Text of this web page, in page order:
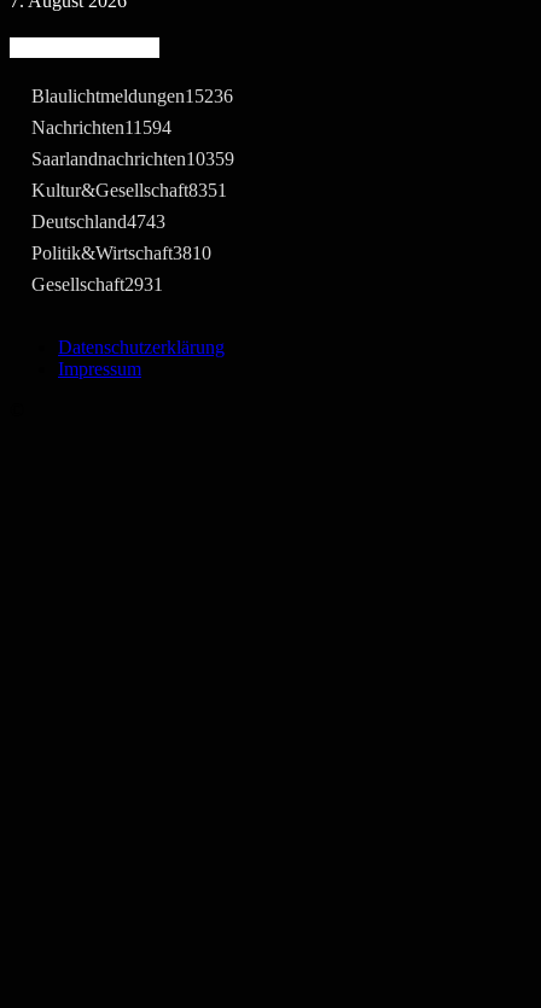
Blaulichtmeldungen15236
Nachrichten11594
Saarlandnachrichten10359
Kultur&Gesellschaft8351
Deutschland4743
Politik&Wirtschaft3810
Gesellschaft2931
Datenschutzerklärung
Impressum